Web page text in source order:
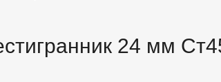
24 мм